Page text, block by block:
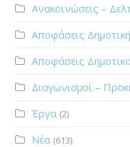
Ανακοινώσεις –
Αποφάσεις
Αποφάσεις
Διαγωνισμοί –
Έργα (2)
Νέα (613)